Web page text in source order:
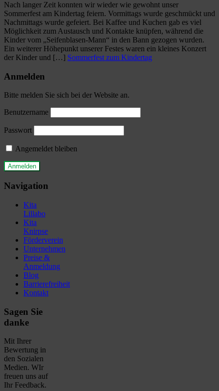
Nach langer Zeit konnten wir wieder wie gewohnt unser
Sommerfest am Kindertag feiern. Vormittags wurde geschmückt und
Nachmittags wurde gefeiert. Bei Kaffee und Kuchen gab es viel
Möglichkeit zum Austausch und Kontakte knüpfen, während die
Kinder vom „Seifenblasen-Mann“ in den Bann gezogen wurden.
Ein weiterer Höhepunkt unserer Festes waren ein kleines Konzert
der Kinder und […] Sommerfest zum Kindertag
Anmelden
Bitte melden Sie sich bei der Website an.
Benutzername
Passwort
Angemeldet bleiben
Navigation
Kita
Lillabo
Kita
Knirpse
Förderverein
Unternehmen
Preise &
Anmeldung
Blog
Barrierefreiheit
Kontakt
Sagen Sie
danke
Mit Ihrer
Bewertung in
den Sozialen
Medien. WIr
freuen uns auf
Ihr Feedback.